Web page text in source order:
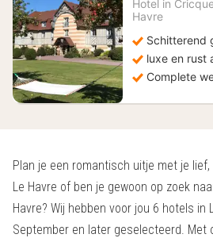
201
€
Hotel in
Havre
Schitterend
luxe en rust
Complete
Plan je een romantisch uitje met je
Le Havre of ben je gewoon op zoek
Havre? Wij hebben voor jou 6 hotels in
September en later geselecteerd. Met